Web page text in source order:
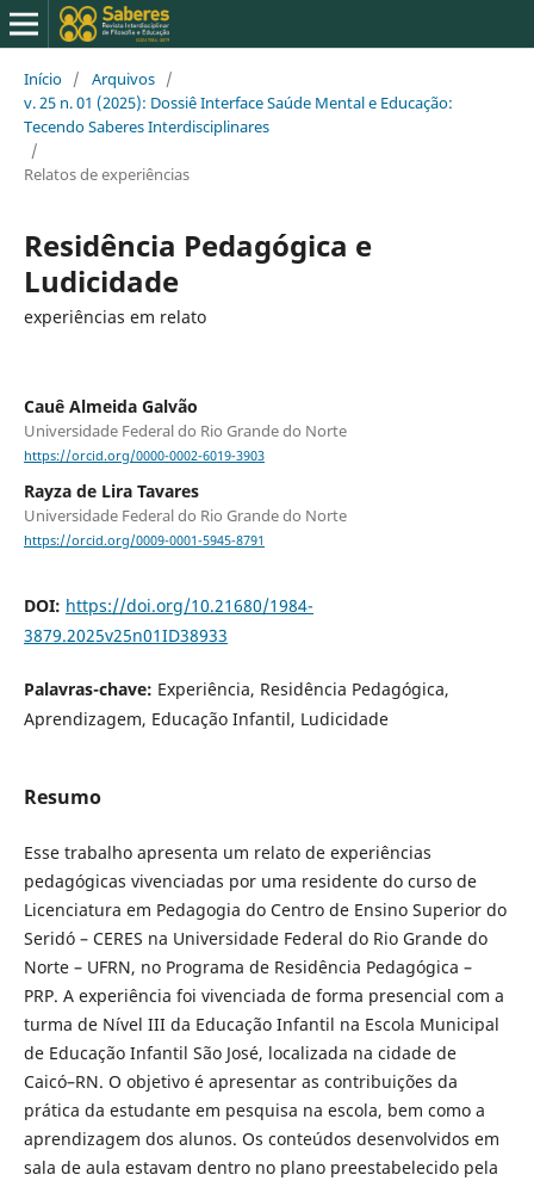
Início / Arquivos /
v. 25 n. 01 (2025): Dossiê Interface Saúde Mental e Educação:
Tecendo Saberes Interdisciplinares
/
Relatos de experiências
Residência Pedagógica e
Ludicidade
experiências em relato
Cauê Almeida Galvão
Universidade Federal do Rio Grande do Norte
https://orcid.org/0000-0002-6019-3903
Rayza de Lira Tavares
Universidade Federal do Rio Grande do Norte
https://orcid.org/0009-0001-5945-8791
DOI: https://doi.org/10.21680/1984-
3879.2025v25n01ID38933
Palavras-chave: Experiência, Residência Pedagógica,
Aprendizagem, Educação Infantil, Ludicidade
Resumo
Esse trabalho apresenta um relato de experiências
pedagógicas vivenciadas por uma residente do curso de
Licenciatura em Pedagogia do Centro de Ensino Superior do
Seridó – CERES na Universidade Federal do Rio Grande do
Norte – UFRN, no Programa de Residência Pedagógica –
PRP. A experiência foi vivenciada de forma presencial com a
turma de Nível III da Educação Infantil na Escola Municipal
de Educação Infantil São José, localizada na cidade de
Caicó–RN. O objetivo é apresentar as contribuições da
prática da estudante em pesquisa na escola, bem como a
aprendizagem dos alunos. Os conteúdos desenvolvidos em
sala de aula estavam dentro no plano preestabelecido pela